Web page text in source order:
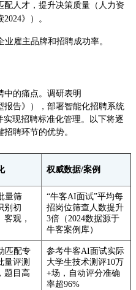
人才，提升决策质量（人力资
》）。
雇主品牌和招聘成功率。
的痛点。调研表明
报告》），部署智能化招聘系统
实现招聘标准化管理。以下将逐
聘环节的优势。
权威数据/案例
量筛
别初
客观，
“牛客AI面试”平均每
招岗位筛查人数提升
3倍（2024数据源于
牛客案例库）
匹配专
量评测
题目高
参考牛客AI面试实际
大学生技术测评10万
+场，自动评分准确
率超96%